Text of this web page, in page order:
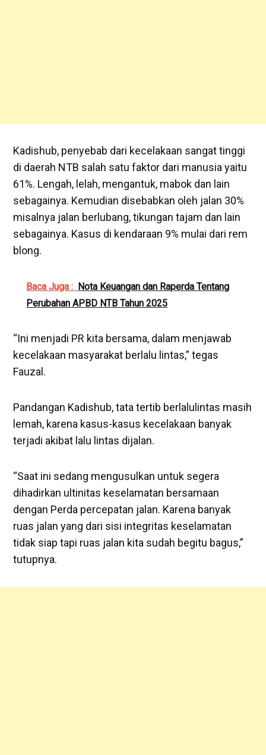
Kadishub, penyebab dari kecelakaan sangat tinggi
di daerah NTB salah satu faktor dari manusia yaitu
61%. Lengah, lelah, mengantuk, mabok dan lain
sebagainya. Kemudian disebabkan oleh jalan 30%
misalnya jalan berlubang, tikungan tajam dan lain
sebagainya. Kasus di kendaraan 9% mulai dari rem
blong.
Baca Juga : Nota Keuangan dan Raperda Tentang
Perubahan APBD NTB Tahun 2025
“Ini menjadi PR kita bersama, dalam menjawab
kecelakaan masyarakat berlalu lintas,” tegas
Fauzal.
Pandangan Kadishub, tata tertib berlalulintas masih
lemah, karena kasus-kasus kecelakaan banyak
terjadi akibat lalu lintas dijalan.
“Saat ini sedang mengusulkan untuk segera
dihadirkan ultinitas keselamatan bersamaan
dengan Perda percepatan jalan. Karena banyak
ruas jalan yang dari sisi integritas keselamatan
tidak siap tapi ruas jalan kita sudah begitu bagus,”
tutupnya.